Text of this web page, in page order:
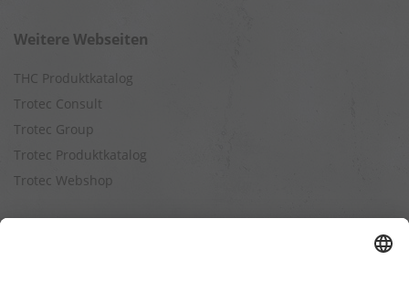
Weitere Webseiten
THC Produktkatalog
Trotec Consult
Trotec Group
Trotec Produktkatalog
Trotec Webshop